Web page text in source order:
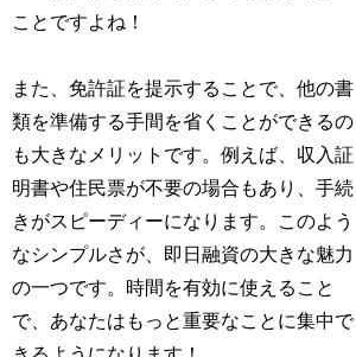
ことですよね！
また、免許証を提示することで、他の書
類を準備する手間を省くことができるの
も大きなメリットです。例えば、収入証
明書や住民票が不要の場合もあり、手続
きがスピーディーになります。このよう
なシンプルさが、即日融資の大きな魅力
の一つです。時間を有効に使えること
で、あなたはもっと重要なことに集中で